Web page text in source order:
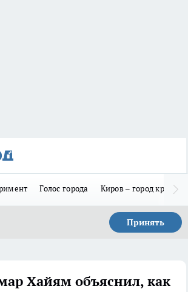
Голос города Киров – город
Принять
Хайям объяснил, как